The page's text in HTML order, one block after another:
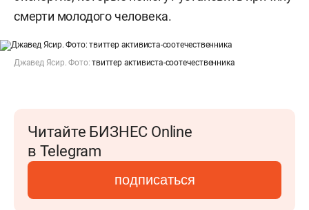
смерти молодого человека.
Джавед Ясир. Фото:твиттер активиста-соотечественника
Читайте БИЗНЕС Online
в Telegram
подписаться